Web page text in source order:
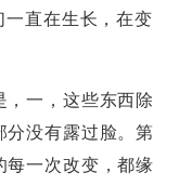
一直在生长，在变
，一，这些东西除
分没有露过脸。第
每一次改变，都缘